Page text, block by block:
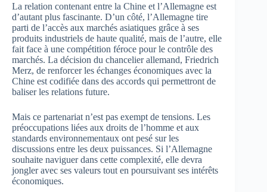
La relation contenant entre la Chine et l’Allemagne est
d’autant plus fascinante. D’un côté, l’Allemagne tire
parti de l’accès aux marchés asiatiques grâce à ses
produits industriels de haute qualité, mais de l’autre, elle
fait face à une compétition féroce pour le contrôle des
marchés. La décision du chancelier allemand, Friedrich
Merz, de renforcer les échanges économiques avec la
Chine est codifiée dans des accords qui permettront de
baliser les relations future.
Mais ce partenariat n’est pas exempt de tensions. Les
préoccupations liées aux droits de l’homme et aux
standards environnementaux ont pesé sur les
discussions entre les deux puissances. Si l’Allemagne
souhaite naviguer dans cette complexité, elle devra
jongler avec ses valeurs tout en poursuivant ses intérêts
économiques.